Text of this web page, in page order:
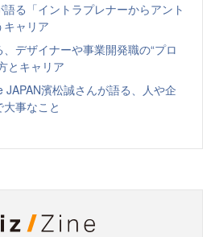
る「イントラプレナーからアント
キャリア
デザイナーや事業開発職の“プロ
とキャリア
JAPAN濱松誠さんが語る、人や企
事なこと